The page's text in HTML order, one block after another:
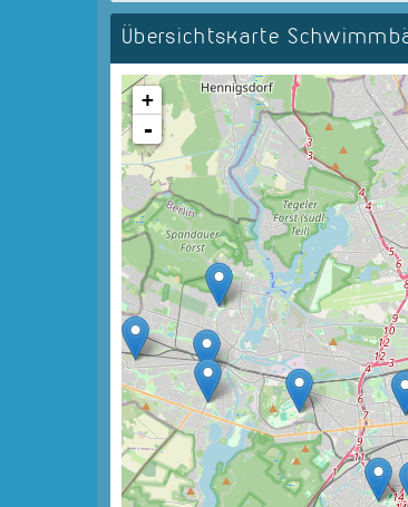
Übersichtskarte
+
-